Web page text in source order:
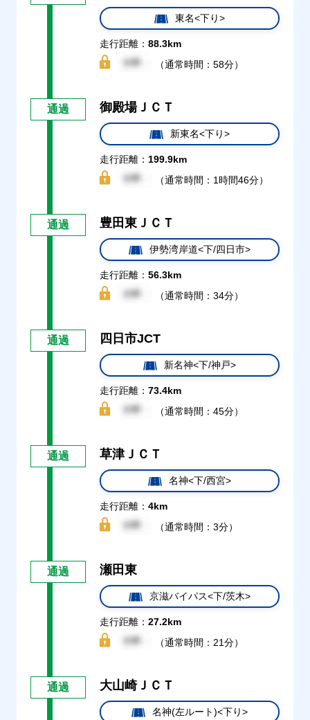
東名<下り>
走行距離： 88.3km
（通常時間：58分）
通過 御殿場ＪＣＴ
新東名<下り>
走行距離： 199.9km
（通常時間：1時間46分）
通過 豊田東ＪＣＴ
伊勢湾岸道<下/四日市>
走行距離： 56.3km
（通常時間：34分）
通過 四日市JCT
新名神<下/神戸>
走行距離： 73.4km
（通常時間：45分）
通過 草津ＪＣＴ
名神<下/西宮>
走行距離： 4km
（通常時間：3分）
通過 瀬田東
京滋バイパス<下/茨木>
走行距離： 27.2km
（通常時間：21分）
通過 大山崎ＪＣＴ
名神(左ルート)<下り>